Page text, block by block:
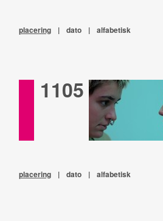
placering | dato | alfabetisk
1105
placering | dato | alfabetisk